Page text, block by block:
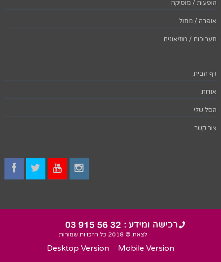
הופעות / מוסיקה
אופרה / מחול
תערוכות / מוזיאונים
דף הבית
אודות
הסל שלי
צור קשר
לצאת © 2018 כל הזכויות שמורות
Desktop Version Mobile Version